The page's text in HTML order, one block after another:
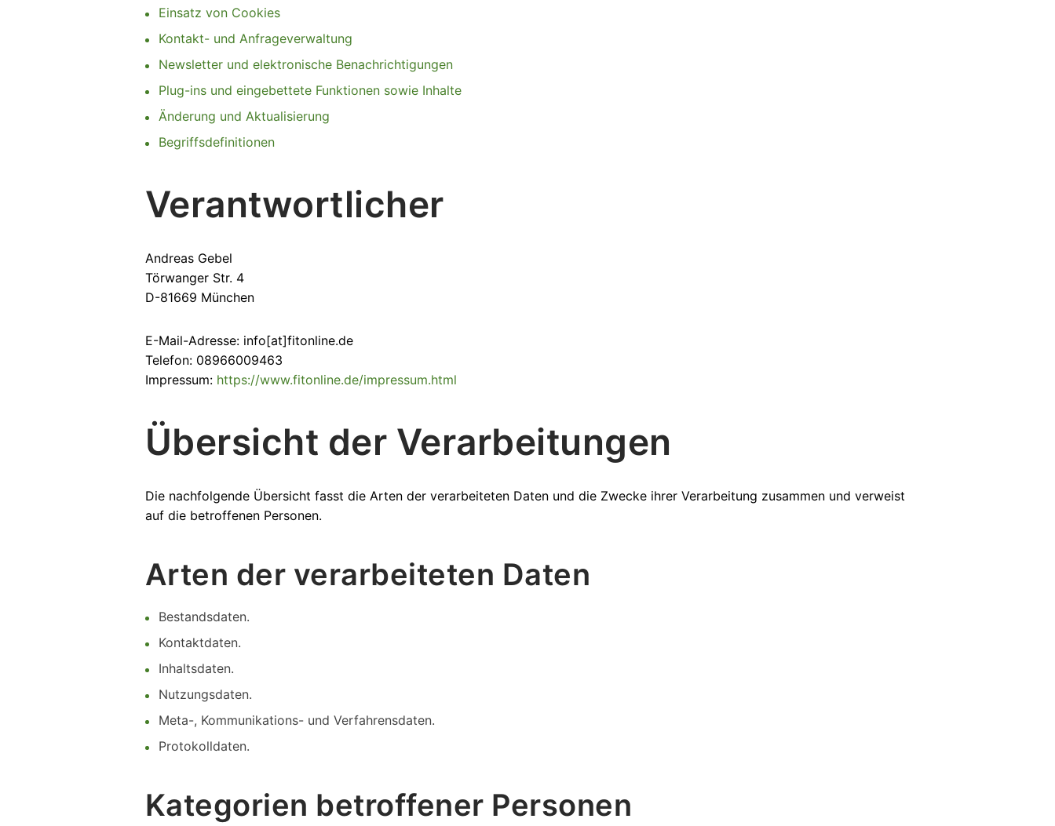
Einsatz von Cookies
Kontakt- und Anfrageverwaltung
Newsletter und elektronische Benachrichtigungen
Plug-ins und eingebettete Funktionen sowie Inhalte
Änderung und Aktualisierung
Begriffsdefinitionen
Verantwortlicher
Andreas Gebel
Törwanger Str. 4
D-81669 München
E-Mail-Adresse: info[at]fitonline.de
Telefon: 08966009463
Impressum: https://www.fitonline.de/impressum.html
Übersicht der Verarbeitungen
Die nachfolgende Übersicht fasst die Arten der verarbeiteten Daten und die Zwecke ihrer Verarbeitung zusammen und verweist
auf die betroffenen Personen.
Arten der verarbeiteten Daten
Bestandsdaten.
Kontaktdaten.
Inhaltsdaten.
Nutzungsdaten.
Meta-, Kommunikations- und Verfahrensdaten.
Protokolldaten.
Kategorien betroffener Personen